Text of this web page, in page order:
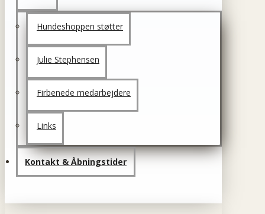
Hundeshoppen støtter
Julie Stephensen
Firbenede medarbejdere
Links
Kontakt & Åbningstider